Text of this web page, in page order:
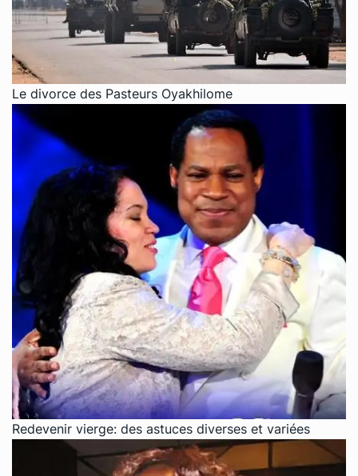
Le divorce des Pasteurs Oyakhilome
Redevenir vierge: des astuces diverses et variées